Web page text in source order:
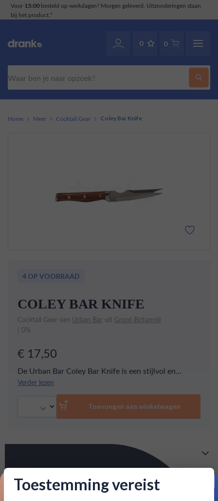
Uitzonderingen staan
Klantenservice070-2141946. Ook
0 0
Home Meer Cocktail Gear Coley Bar Knife
4 OP VOORRAAD
COLEY BAR KNIFE
Cocktail Gear van Urban Bar uit Groot-Britannië
| 0%
€ 17,50
De Urban Bar Coley Bar Knife is een stijlvol en
functioneel hulpmiddel voor bartenders om fruit en
garnituren te snijden. Het mes is gemaakt van
hoogwaardig roestvrij staal en heeft een ergonomisch
ontworpen handvat dat comfortabel en stevig in de
Verder lezen
Toevoegen aan winkelwagen
Snelle levering: voor 15:00, morgen in huis (uitzondering bij
Over Coley Bar Knife
De Urban Bar Coley Bar Knife is een stijlvol en functioneel
Toestemming vereist
Proost op je eerste korting!